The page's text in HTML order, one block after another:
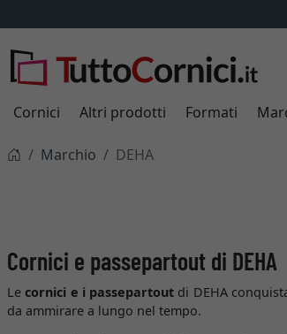
Cornici Altri prodotti Formati
Marchio DEHA
Cornici e passepartout di DEHA
Lecornici e i passepartout di DEHA
da ammirare a lungo nel tempo.